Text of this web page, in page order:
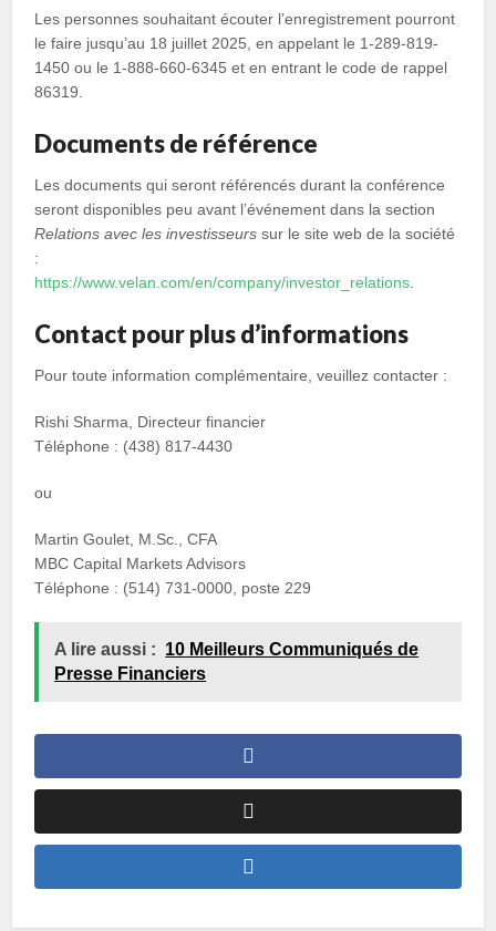
Les personnes souhaitant écouter l’enregistrement pourront
le faire jusqu’au 18 juillet 2025, en appelant le 1-289-819-
1450 ou le 1-888-660-6345 et en entrant le code de rappel
86319.
Documents de référence
Les documents qui seront référencés durant la conférence
seront disponibles peu avant l’événement dans la section
Relations avec les investisseurs sur le site web de la société
:
https://www.velan.com/en/company/investor_relations
Contact pour plus d’informations
Pour toute information complémentaire, veuillez contacter :
Rishi Sharma, Directeur financier
Téléphone : (438) 817-4430
ou
Martin Goulet, M.Sc., CFA
MBC Capital Markets Advisors
Téléphone : (514) 731-0000, poste 229
A lire aussi : 10 Meilleurs Communiqués de
Presse Financiers